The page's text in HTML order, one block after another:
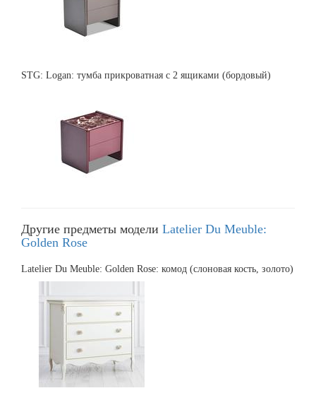
STG: Logan: тумба прикроватная с 2 ящиками (бордовый)
Другие предметы модели Latelier Du Meuble:
Golden Rose
Latelier Du Meuble: Golden Rose: комод (слоновая кость, золото)